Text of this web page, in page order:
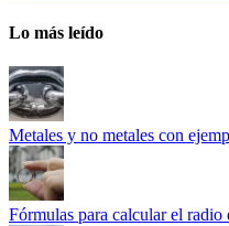
Lo más leído
Metales y no metales con
Fórmulas para calcular el radio